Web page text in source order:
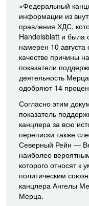
«Федеральный
информации из
правления ХДС,
Handelsblatt и была
намерен 10 августа
качестве причины
показатели
деятельность
одобряют 14
Согласно этим
показатель
канцлера за всю
переписки также
Северный Рейн —
наиболее
которого относят к
политическим
канцлера Ангелы
Мерца.